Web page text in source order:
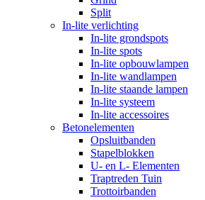
Split
In-lite verlichting
In-lite grondspots
In-lite spots
In-lite opbouwlampen
In-lite wandlampen
In-lite staande lampen
In-lite systeem
In-lite accessoires
Betonelementen
Opsluitbanden
Stapelblokken
U- en L- Elementen
Traptreden Tuin
Trottoirbanden